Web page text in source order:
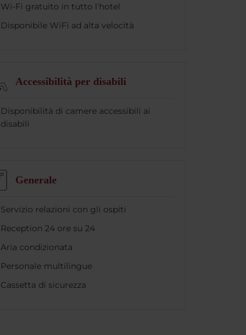
Wi-Fi gratuito in tutto l'hotel
Disponibile WiFi ad alta velocità
Accessibilità per disabili
Disponibilità di camere accessibili ai
disabili
Generale
Servizio relazioni con gli ospiti
Reception 24 ore su 24
Aria condizionata
Personale multilingue
Cassetta di sicurezza